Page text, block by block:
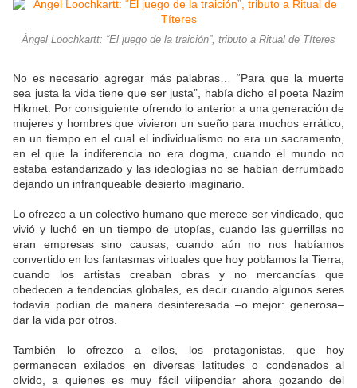
Ángel Loochkartt: “El juego de la traición”, tributo a Ritual de Títeres
No es necesario agregar más palabras… “Para que la muerte
sea justa la vida tiene que ser justa”, había dicho el poeta Nazim
Hikmet. Por consiguiente ofrendo lo anterior a una generación de
mujeres y hombres que vivieron un sueño para muchos errático,
en un tiempo en el cual el individualismo no era un sacramento,
en el que la indiferencia no era dogma, cuando el mundo no
estaba estandarizado y las ideologías no se habían derrumbado
dejando un infranqueable desierto imaginario.
Lo ofrezco a un colectivo humano que merece ser vindicado, que
vivió y luchó en un tiempo de utopías, cuando las guerrillas no
eran empresas sino causas, cuando aún no nos habíamos
convertido en los fantasmas virtuales que hoy poblamos la Tierra,
cuando los artistas creaban obras y no mercancías que
obedecen a tendencias globales, es decir cuando algunos seres
todavía podían de manera desinteresada –o mejor: generosa–
dar la vida por otros.
También lo ofrezco a ellos, los protagonistas, que hoy
permanecen exilados en diversas latitudes o condenados al
olvido, a quienes es muy fácil vilipendiar ahora gozando del